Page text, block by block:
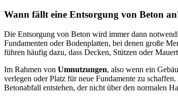
Wann fällt eine Entsorgung von Beton
Die Entsorgung von Beton wird immer dann
Fundamenten oder Bodenplatten, bei denen große
führen häufig dazu, dass Decken, Stützen oder
Im Rahmen von Umnutzungen, also wenn ein
verlegen oder Platz für neue Fundamente zu
Betonabfall entstehen, der nicht über den normalen